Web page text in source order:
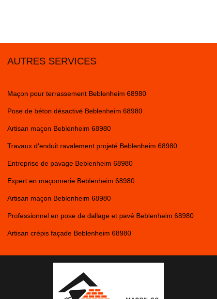
AUTRES SERVICES
Maçon pour terrassement Beblenheim 68980
Pose de béton désactivé Beblenheim 68980
Artisan maçon Beblenheim 68980
Travaux d'enduit ravalement projeté Beblenheim 68980
Entreprise de pavage Beblenheim 68980
Expert en maçonnerie Beblenheim 68980
Artisan maçon Beblenheim 68980
Professionnel en pose de dallage et pavé Beblenheim 68980
Artisan crépis façade Beblenheim 68980